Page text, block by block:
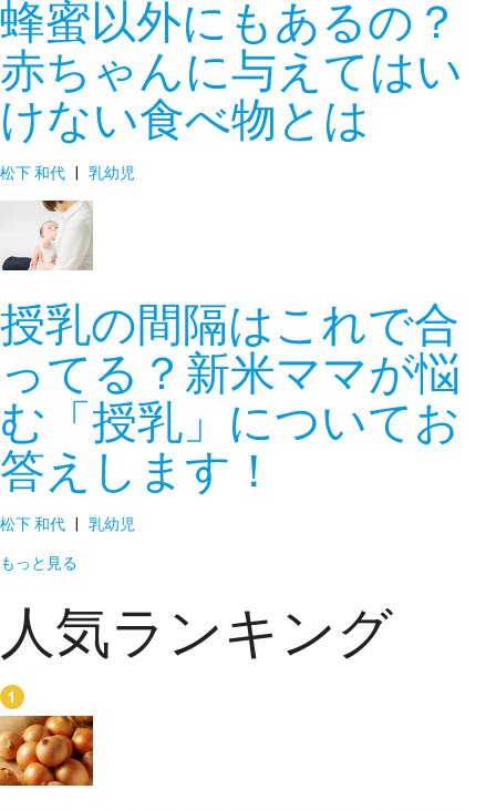
蜂蜜以外にもあるの？
赤ちゃんに与えてはい
けない食べ物とは
松下 和代 | 乳幼児
授乳の間隔はこれで合
ってる？新米ママが悩
む「授乳」についてお
答えします！
松下 和代 | 乳幼児
もっと見る
人気ランキング